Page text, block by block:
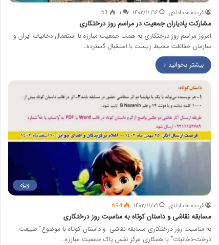
فریده خدادادی ۱۴۰۲/۱۲/۱۶ ۱ 51
مشارکت پادیاران جمعیت در مراسم روز درختکاری
امروز مراسم روز درختکاری به همت جمعیت مبارزه با استعمال دخانیات ایران و
سازمان حفاظت محیط زیست با استقبال گسترده…
بیشتر بخوانید »
ویژه
فریده خدادادی ۱۴۰۲/۱۱/۰۹ 694
مسابقه نقاشی و داستان کوتاه به مناسبت روز درختکاری
به مناسبت روز درختکاری مسابقه نقاشی و داستان کوتاه با موضوع” طبیعت-
درخت-دخانیات” با همکاری مرکز نفس پاک جمعیت مبارزه…